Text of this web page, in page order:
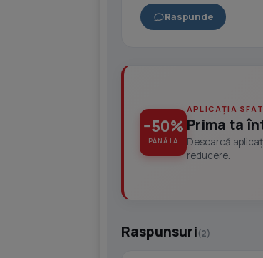
Raspunde
−50%
PÂNĂ LA
APLICAȚIA
Prima ta
Descarcă
reducere.
Raspunsuri(2)